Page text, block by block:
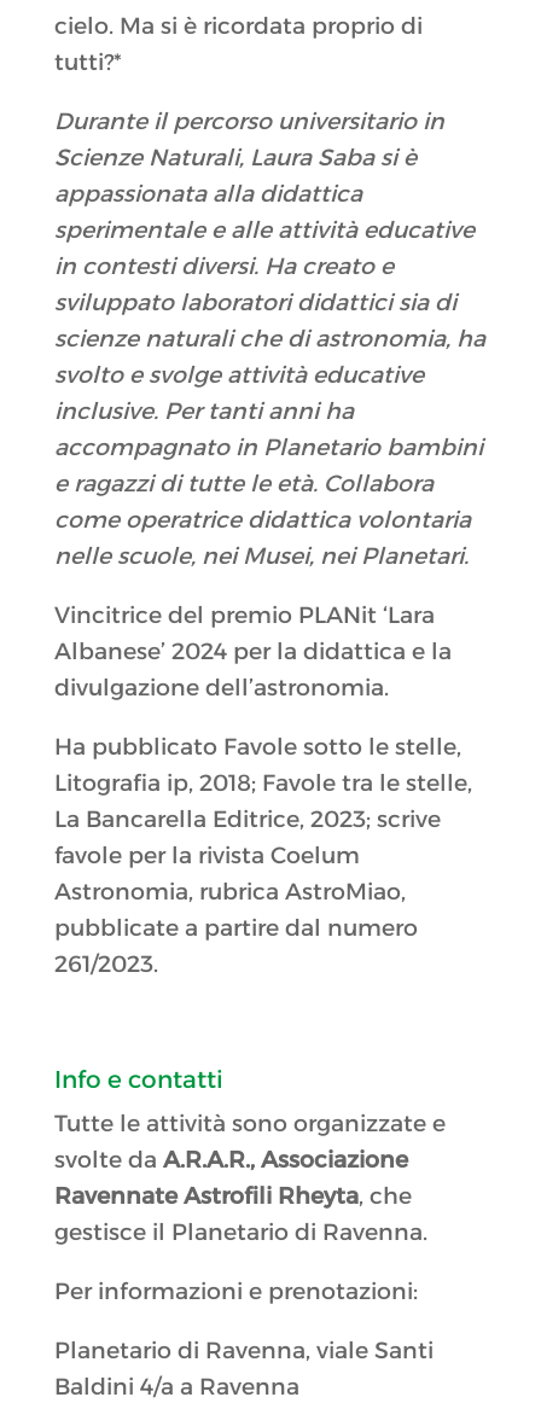
cielo. Ma si è ricordata proprio di
tutti?*
Durante il percorso universitario in
Scienze Naturali, Laura Saba si è
appassionata alla didattica
sperimentale e alle attività educative
in contesti diversi. Ha creato e
sviluppato laboratori didattici sia di
scienze naturali che di astronomia, ha
svolto e svolge attività educative
inclusive. Per tanti anni ha
accompagnato in Planetario bambini
e ragazzi di tutte le età. Collabora
come operatrice didattica volontaria
nelle scuole, nei Musei, nei Planetari.
Vincitrice del premio PLANit ‘Lara
Albanese’ 2024 per la didattica e la
divulgazione dell’astronomia.
Ha pubblicato Favole sotto le stelle,
Litografia ip, 2018; Favole tra le stelle,
La Bancarella Editrice, 2023; scrive
favole per la rivista Coelum
Astronomia, rubrica AstroMiao,
pubblicate a partire dal numero
261/2023.
Info e contatti
Tutte le attività sono organizzate e
svolte da A.R.A.R., Associazione
Ravennate Astrofili Rheyta, che
gestisce il Planetario di Ravenna.
Per informazioni e prenotazioni:
Planetario di Ravenna, viale Santi
Baldini 4/a a Ravenna